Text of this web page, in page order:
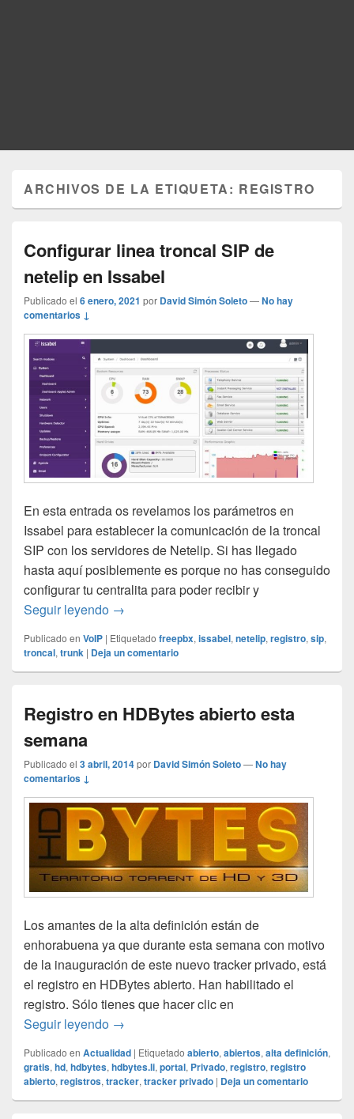
ARCHIVOS DE LA ETIQUETA: REGISTRO
Configurar linea troncal SIP de
netelip en Issabel
Publicado el 6 enero, 2021 por David Simón Soleto—No hay
comentarios ↓
En esta entrada os revelamos los parámetros en
Issabel para establecer la comunicación de la troncal
SIP con los servidores de Netelip. Si has llegado
hasta aquí posiblemente es porque no has conseguido
configurar tu centralita para poder recibir y
Seguir leyendo Configurar linea troncal SIP de netelip en
→
Publicado en VoIP | Etiquetado freepbx, issabel, netelip, registro, sip,
troncal, trunk | Deja un comentario
Registro en HDBytes abierto esta
semana
Publicado el 3 abril, 2014por David Simón Soleto—No hay
comentarios ↓
Los amantes de la alta definición están de
enhorabuena ya que durante esta semana con motivo
de la inauguración de este nuevo tracker privado, está
el registro en HDBytes abierto. Han habilitado el
registro. Sólo tienes que hacer clic en
Seguir leyendo Registro en HDBytes abierto esta semana
→
Publicado en Actualidad | Etiquetado abierto, abiertos, alta definición,
gratis, hd, hdbytes, hdbytes.li, portal, Privado, registro, registro
abierto, registros, tracker, tracker privado | Deja un comentario